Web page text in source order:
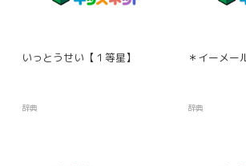
いっとうせい【１等星】
辞典
＊イーメー
辞典